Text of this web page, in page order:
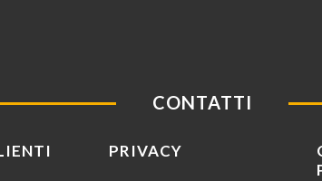
CONTATTI
PRIVACY